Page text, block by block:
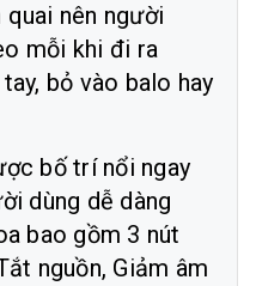
nên người
mỗi khi đi ra
bỏ vào balo hay
bố trí nổi ngay
dùng dễ dàng
bao gồm 3 nút
nguồn, Giảm âm